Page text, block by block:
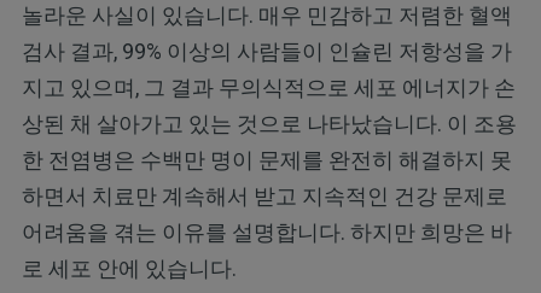
놀라운 사실이 있습니다. 매우 민감하고 저렴한 혈액
검사 결과, 99% 이상의 사람들이 인슐린 저항성을 가
지고 있으며, 그 결과 무의식적으로 세포 에너지가 손
상된 채 살아가고 있는 것으로 나타났습니다. 이 조용
한 전염병은 수백만 명이 문제를 완전히 해결하지 못
하면서 치료만 계속해서 받고 지속적인 건강 문제로
어려움을 겪는 이유를 설명합니다. 하지만 희망은 바
로 세포 안에 있습니다.